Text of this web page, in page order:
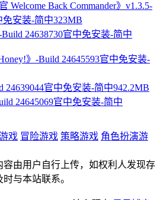
Welcome Back Commander》v1.3.5-
免安装-简中323MB
24638730官中免安装-简中
Honey!》-Build 24645593官中免安装-
24639044官中免安装-简中942.2MB
24645069官中免安装-简中
戏 冒险游戏 策略游戏 角色扮演游
由用户自行上传，如权利人发现存
与本站联系。